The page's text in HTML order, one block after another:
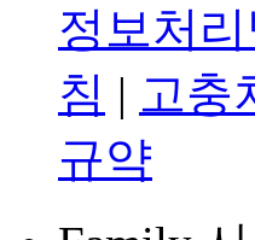
정보처리
침 | 고충
규약